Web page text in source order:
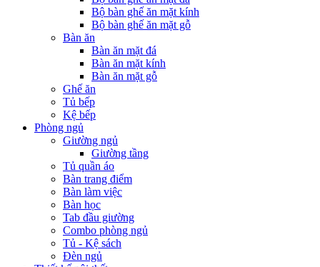
Bộ bàn ghế ăn mặt kính
Bộ bàn ghế ăn mặt gỗ
Bàn ăn
Bàn ăn mặt đá
Bàn ăn mặt kính
Bàn ăn mặt gỗ
Ghế ăn
Tủ bếp
Kệ bếp
Phòng ngủ
Giường ngủ
Giường tầng
Tủ quần áo
Bàn trang điểm
Bàn làm việc
Bàn học
Tab đầu giường
Combo phòng ngủ
Tủ - Kệ sách
Đèn ngủ